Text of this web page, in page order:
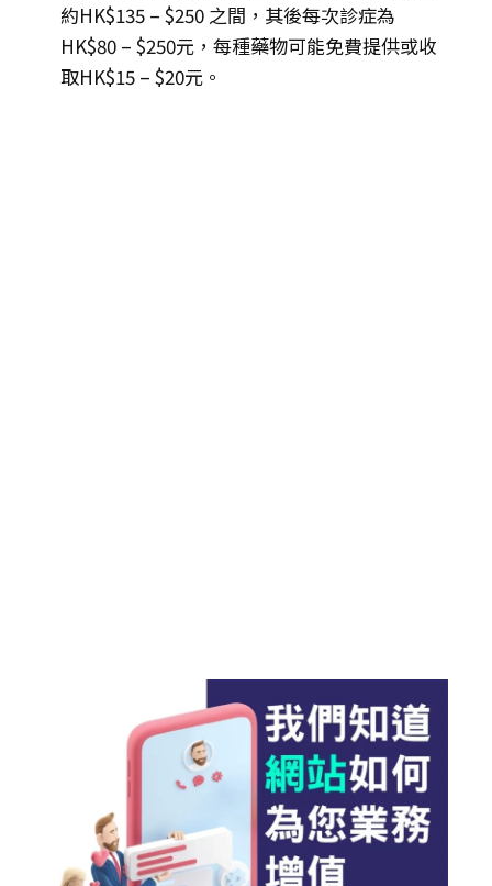
約HK$135 – $250 之間，其後每次診症為
HK$80 – $250元，每種藥物可能免費提供或收
取HK$15 – $20元。